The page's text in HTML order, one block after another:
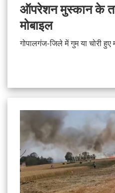
ऑपरेशन मुस्कान के
मोबाइल
गोपालगंज-जिले में गुम या चोरी